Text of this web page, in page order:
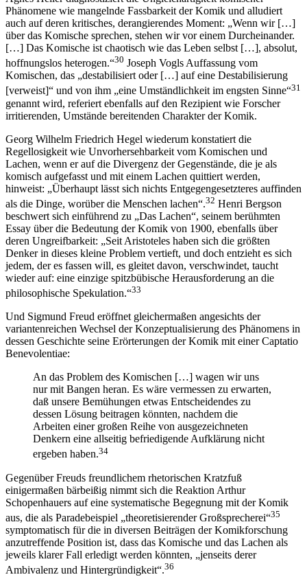
Phänomene wie mangelnde Fassbarkeit der Komik und alludiert
auch auf deren kritisches, derangierendes Moment: „Wenn wir […]
über das Komische sprechen, stehen wir vor einem Durcheinander.
[…] Das Komische ist chaotisch wie das Leben selbst […], absolut,
hoffnungslos heterogen.“30 Joseph Vogls Auffassung vom
Komischen, das „destabilisiert oder […] auf eine Destabilisierung
[verweist]“ und von ihm „eine Umständlichkeit im engsten Sinne“31
genannt wird, referiert ebenfalls auf den Rezipient wie Forscher
irritierenden, Umstände bereitenden Charakter der Komik.
Georg Wilhelm Friedrich Hegel wiederum konstatiert die
Regellosigkeit wie Unvorhersehbarkeit vom Komischen und
Lachen, wenn er auf die Divergenz der Gegenstände, die je als
komisch aufgefasst und mit einem Lachen quittiert werden,
hinweist: „Überhaupt lässt sich nichts Entgegengesetzteres auffinden
als die Dinge, worüber die Menschen lachen“.32 Henri Bergson
beschwert sich einführend zu „Das Lachen“, seinem berühmten
Essay über die Bedeutung der Komik von 1900, ebenfalls über
deren Ungreifbarkeit: „Seit Aristoteles haben sich die größten
Denker in dieses kleine Problem vertieft, und doch entzieht es sich
jedem, der es fassen will, es gleitet davon, verschwindet, taucht
wieder auf: eine einzige spitzbübische Herausforderung an die
philosophische Spekulation.“33
Und Sigmund Freud eröffnet gleichermaßen angesichts der
variantenreichen Wechsel der Konzeptualisierung des Phänomens in
dessen Geschichte seine Erörterungen der Komik mit einer Captatio
Benevolentiae:
An das Problem des Komischen […] wagen wir uns
nur mit Bangen heran. Es wäre vermessen zu erwarten,
daß unsere Bemühungen etwas Entscheidendes zu
dessen Lösung beitragen könnten, nachdem die
Arbeiten einer großen Reihe von ausgezeichneten
Denkern eine allseitig befriedigende Aufklärung nicht
ergeben haben.34
Gegenüber Freuds freundlichem rhetorischen Kratzfuß
einigermaßen bärbeißig nimmt sich die Reaktion Arthur
Schopenhauers auf eine systematische Begegnung mit der Komik
aus, die als Paradebeispiel „theoretisierender Großsprecherei“35
symptomatisch für die in diversen Beiträgen der Komikforschung
anzutreffende Position ist, dass das Komische und das Lachen als
jeweils klarer Fall erledigt werden könnten, „jenseits derer
Ambivalenz und Hintergründigkeit“.36